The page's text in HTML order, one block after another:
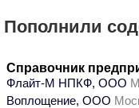
Пополнили
Справочник
Флайт-М НПКФ, ООО
Воплощение, ООО